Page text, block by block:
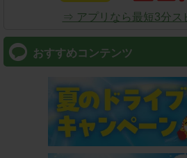
⇒ アプリなら最短3分ス
おすすめコンテンツ